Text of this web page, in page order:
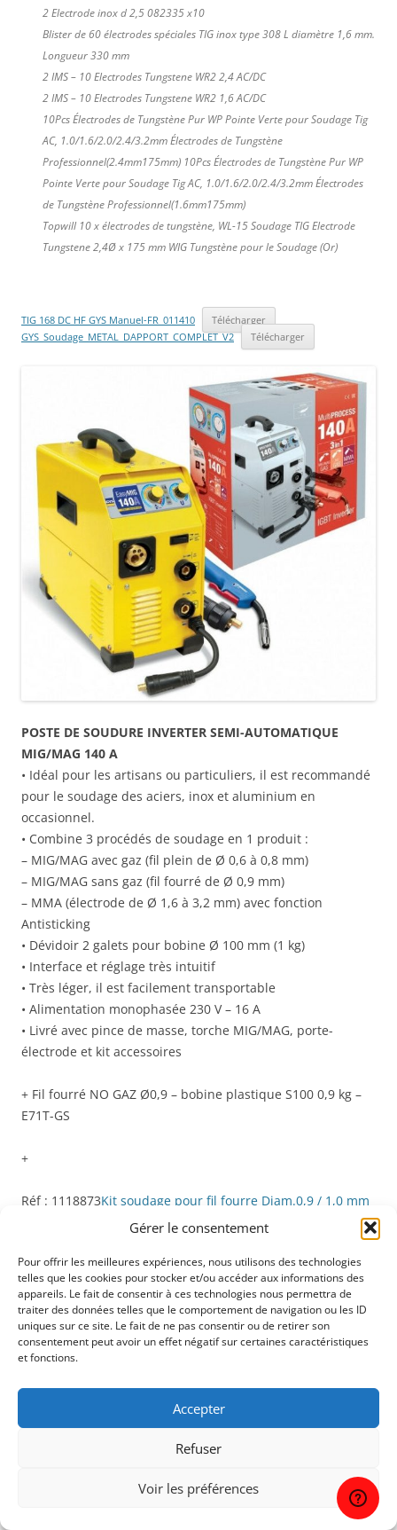
Gérer le consentement
Pour offrir les meilleures expériences, nous utilisons des technologies
telles que les cookies pour stocker et/ou accéder aux informations des
appareils. Le fait de consentir à ces technologies nous permettra de
traiter des données telles que le comportement de navigation ou les ID
uniques sur ce site. Le fait de ne pas consentir ou de retirer son
consentement peut avoir un effet négatif sur certaines caractéristiques
et fonctions.
Accepter
Refuser
Voir les préférences
2 Electrode inox d 2,5 082335 x10
Blister de 60 électrodes spéciales TIG inox type 308 L diamètre 1,6 mm.
Longueur 330 mm
2 IMS – 10 Electrodes Tungstene WR2 2,4 AC/DC
2 IMS – 10 Electrodes Tungstene WR2 1,6 AC/DC
10Pcs Électrodes de Tungstène Pur WP Pointe Verte pour Soudage Tig
AC, 1.0/1.6/2.0/2.4/3.2mm Électrodes de Tungstène
Professionnel(2.4mm175mm) 10Pcs Électrodes de Tungstène Pur WP
Pointe Verte pour Soudage Tig AC, 1.0/1.6/2.0/2.4/3.2mm Électrodes
de Tungstène Professionnel(1.6mm175mm)
Topwill 10 x électrodes de tungstène, WL-15 Soudage TIG Electrode
Tungstene 2,4Ø x 175 mm WIG Tungstène pour le Soudage (Or)
TIG 168 DC HF GYS Manuel-FR_011410
Télécharger
GYS_Soudage_METAL_DAPPORT_COMPLET_V2
Télécharger
POSTE DE SOUDURE INVERTER SEMI-AUTOMATIQUE
MIG/MAG 140 A
• Idéal pour les artisans ou particuliers, il est recommandé
pour le soudage des aciers, inox et aluminium en
occasionnel.
• Combine 3 procédés de soudage en 1 produit :
– MIG/MAG avec gaz (fil plein de Ø 0,6 à 0,8 mm)
– MIG/MAG sans gaz (fil fourré de Ø 0,9 mm)
– MMA (électrode de Ø 1,6 à 3,2 mm) avec fonction
Antisticking
• Dévidoir 2 galets pour bobine Ø 100 mm (1 kg)
• Interface et réglage très intuitif
• Très léger, il est facilement transportable
• Alimentation monophasée 230 V – 16 A
• Livré avec pince de masse, torche MIG/MAG, porte-
électrode et kit accessoires
+ Fil fourré NO GAZ Ø0,9 – bobine plastique S100 0,9 kg –
E71T-GS
+
Réf : 1118873Kit soudage pour fil fourre Diam.0,9 / 1,0 mm
Réf : 1242920Couverture de protection meulage 550° – GYS
Réf : 1232875Bouteille jetable argon/CO2 2,2 L
Réf : 1119076DETENDEUR POUR BOUTEILLES JETABLES
Réf : 1118985Coffret consommables pour torche mig –
Télécharger
détendeur_pour_bouteilles_jetables_1119076_techsheet
Télécharger